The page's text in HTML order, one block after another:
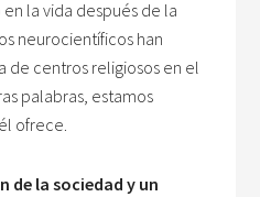
la vida después de la
neurocientíficos han
de centros religiosos en el
palabras, estamos
ofrece.
de la sociedad y un